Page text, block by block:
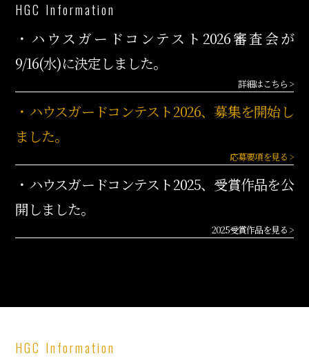
HGC Information
・ハウスガードコンテスト2026審査会が
9/16(水)に決定しました。
詳細はこちら >
・ハウスガードコンテスト2026、募集を開始し
ました。
応募要項を見る >
・ハウスガードコンテスト2025、受賞作品を公
開しました。
2025受賞作品を見る >
HGC Information